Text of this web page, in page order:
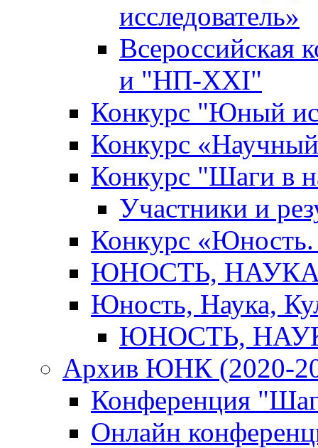
исследователь»
и "НП-XXI"
Конкурс "Юный
Конкурс
Конкурс "Шаги в
Участники и
Конкурс «Юность.
ЮНОСТЬ, НАУКА,
Юность, Наука,
ЮНОСТЬ,
Архив ЮНК (2020-
Конференция
Онлайн